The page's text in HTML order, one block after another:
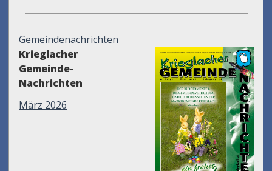
Gemeindenachrichten
Krieglacher
Gemeinde-
Nachrichten
März 2026